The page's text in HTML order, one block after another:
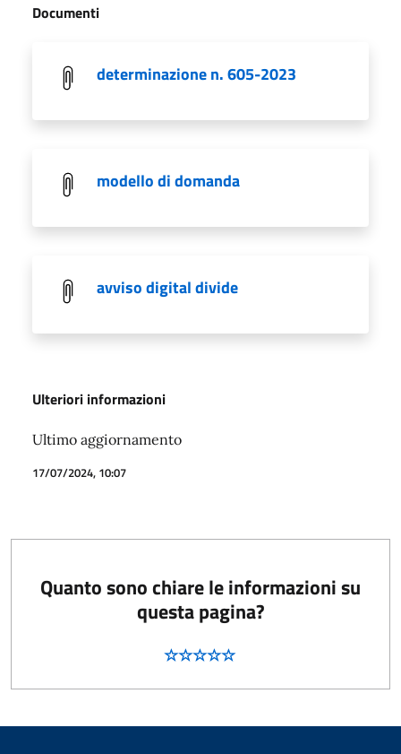
Documenti
determinazione n. 605-2023
modello di domanda
avviso digital divide
Ulteriori informazioni
Ultimo aggiornamento
17/07/2024, 10:07
Quanto sono chiare le informazioni su
questa pagina?